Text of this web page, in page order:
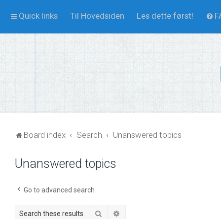
Quick links Til Hovedsiden Les dette først!
Board index Search Unanswered topics
Unanswered topics
Go to advanced search
Search